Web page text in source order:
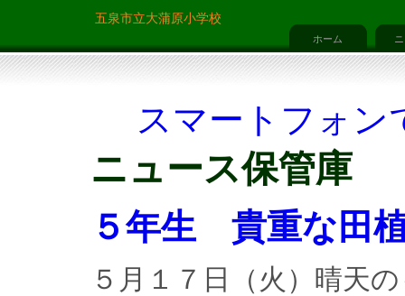
五泉市立大蒲原小学校
ホーム
スマートフォン
ニュース保管庫
５年生 貴重な田
５月１７日（火）晴天